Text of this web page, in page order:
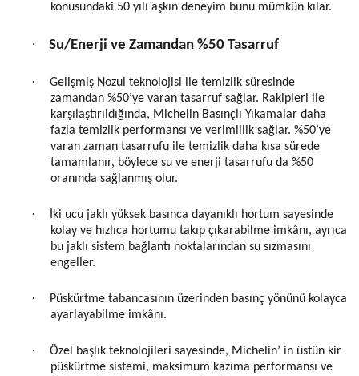
konusundaki 50 yılı aşkın deneyim bunu mümkün kılar.
· Su/Enerji ve Zamandan %50 Tasarruf
·
Gelişmiş Nozul teknolojisi ile temizlik süresinde
zamandan %50’ye varan tasarruf sağlar. Rakipleri ile
karşılaştırıldığında, Michelin Basınçlı Yıkamalar daha
fazla temizlik performansı ve verimlilik sağlar. %50’ye
varan zaman tasarrufu ile temizlik daha kısa sürede
tamamlanır, böylece su ve enerji tasarrufu da %50
oranında sağlanmış olur.
·
İki ucu jaklı yüksek basınca dayanıklı hortum sayesinde
kolay ve hızlıca hortumu takıp çıkarabilme imkânı, ayrıca
bu jaklı sistem bağlantı noktalarından su sızmasını
engeller.
·
Püskürtme tabancasının üzerinden basınç yönünü kolayca
ayarlayabilme imkânı.
·
Özel başlık teknolojileri sayesinde, Michelin’ in üstün kir
püskürtme sistemi, maksimum kazıma performansı ve